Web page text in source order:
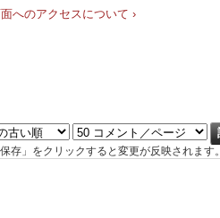
へのアクセスについて ›
存」をクリックすると変更が反映されます。